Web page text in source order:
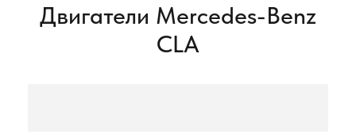
Двигатели Mercedes-Benz
CLA